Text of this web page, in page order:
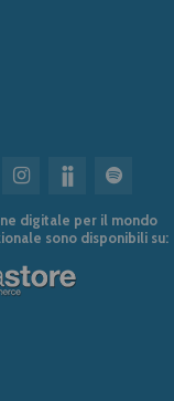
digitale per il mondo
sono disponibili su: